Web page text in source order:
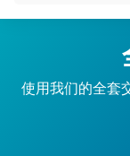
使用我们的全套